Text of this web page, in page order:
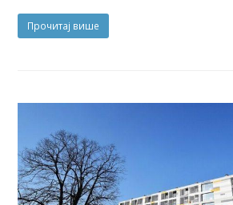
Прочитај више